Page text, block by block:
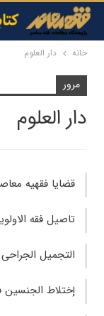
خانه دار العلوم
مرور
دار العلوم
قضايا فقهيه
تاصيل فقه
التجمیل‌
إختلاط الجنسین